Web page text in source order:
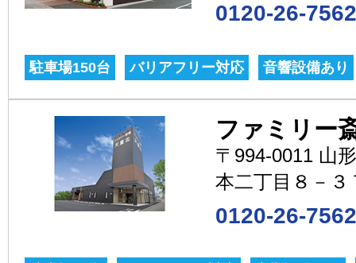
0120-26-7562
駐車場150台 バリアフリー対応 音響設備あり
ファミリー
〒994-0011 山
本二丁目８－３
0120-26-7562